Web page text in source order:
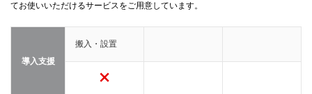
てお使いいただけるサービスをご用意しています。
導入支援
搬入・設置